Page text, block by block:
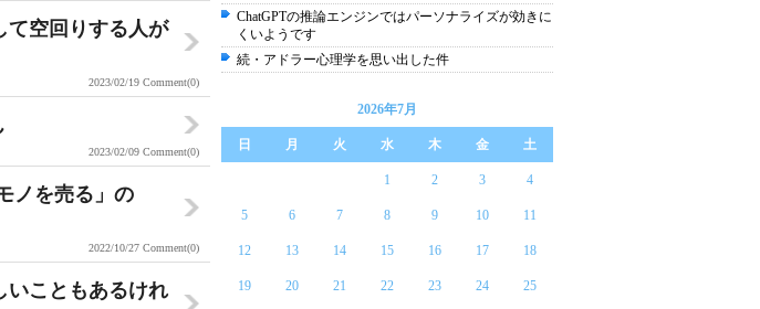
て空回りする人が
2023/02/19 Comment(0)
2023/02/09 Comment(0)
ノを売る」の
2022/10/27 Comment(0)
いこともあるけれ
ChatGPTの推論エンジンではパーソナライズが効きに
くいようです
続・アドラー心理学を思い出した件
2026年7月
日 月 火 水 木 金 土
1 2 3 4
5 6 7 8 9 10 11
12 13 14 15 16 17 18
19 20 21 22 23 24 25